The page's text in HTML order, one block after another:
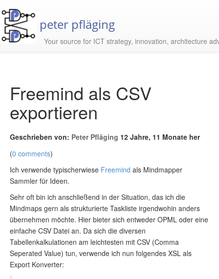
peter pfläging
Your source for ICT strategy, innovation, architecture
Freemind als CSV
exportieren
Geschrieben von: Peter Pfläging 12 Jahre, 11 Monate her
(0 comments)
Ich verwende typischerwiese Freemind als Mindmapper
Sammler für Ideen.
Sehr oft bin ich anschließend in der Situation, das ich die
Mindmaps gern als strukturierte Taskliste irgendwohin anders
übernehmen möchte. Hier bieter sich entweder OPML oder eine
einfache CSV Datei an. Da sich die diversen
Tabellenkalkulationen am leichtesten mit CSV (Comma
Seperated Value) tun, verwende ich nun folgendes XSL als
Export Konverter: